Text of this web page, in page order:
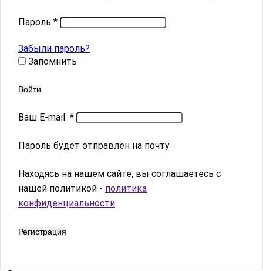
Пароль *
Забыли пароль?
Запомнить
Войти
Ваш E-mail *
Пароль будет отправлен на почту
Находясь на нашем сайте, вы соглашаетесь с
нашей политикой - политика
конфиденциальности.
Регистрация